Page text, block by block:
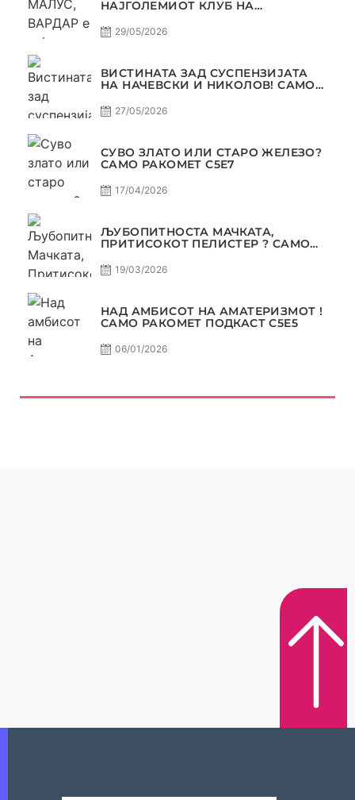
НАЈГОЛЕМИОТ КЛУБ НА
29/05/2026
ВИСТИНАТА ЗАД СУСПЕНЗИЈАТА
НА НАЧЕВСКИ И НИКОЛОВ! САМО
27/05/2026
СУВО ЗЛАТО ИЛИ СТАРО ЖЕЛЕЗО?
САМО РАКОМЕТ С5Е7
17/04/2026
ЉУБОПИТНОСТА МАЧКАТА,
ПРИТИСОКОТ ПЕЛИСТЕР ? САМО
19/03/2026
НАД АМБИСОТ НА АМАТЕРИЗМОТ !
САМО РАКОМЕТ ПОДКАСТ С5E5
06/01/2026